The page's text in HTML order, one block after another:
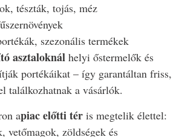
tészták, tojás, méz
szezonális termékek
asztaloknál helyi őstermelők és
portékáikat – így garantáltan friss,
találkozhatnak a vásárlók.
apiac előtti tér is megtelik élettel:
vetőmagok, zöldségek és